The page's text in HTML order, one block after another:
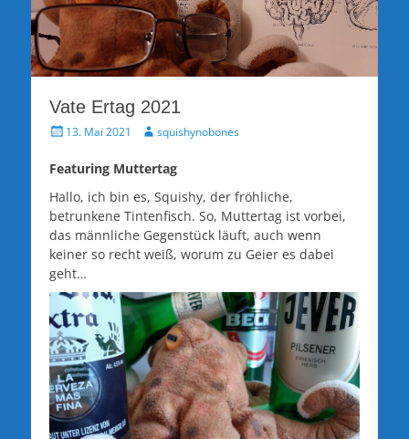
Vate Ertag 2021
Veröffentlicht
13. Mai 2021 Autorsquishynobones
Featuring Muttertag
Hallo, ich bin es, Squishy, der fröhliche,
betrunkene Tintenfisch. So, Muttertag ist vorbei,
das männliche Gegenstück läuft, auch wenn
keiner so recht weiß, worum zu Geier es dabei
geht…